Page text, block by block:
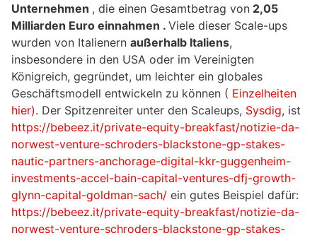
Unternehmen , die einen Gesamtbetrag von 2,05
Milliarden Euro einnahmen . Viele dieser Scale-ups
wurden von Italienern außerhalb Italiens,
insbesondere in den USA oder im Vereinigten
Königreich, gegründet, um leichter ein globales
Geschäftsmodell entwickeln zu können ( Einzelheiten
hier). Der Spitzenreiter unter den Scaleups, Sysdig, ist
https://bebeez.it/private-equity-breakfast/notizie-da-
norwest-venture-schroders-blackstone-gp-stakes-
nautic-partners-anchorage-digital-kkr-guggenheim-
investments-accel-bain-capital-ventures-dfj-growth-
glynn-capital-goldman-sach/ ein gutes Beispiel dafür:
https://bebeez.it/private-equity-breakfast/notizie-da-
norwest-venture-schroders-blackstone-gp-stakes-